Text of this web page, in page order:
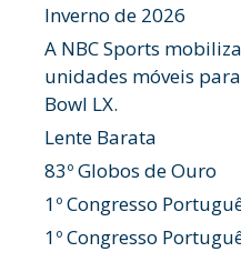
Inverno de 2026
A NBC Sports
unidades móveis
Bowl LX.
Lente Barata
83º Globos de Ouro
1º Congresso
1º Congresso